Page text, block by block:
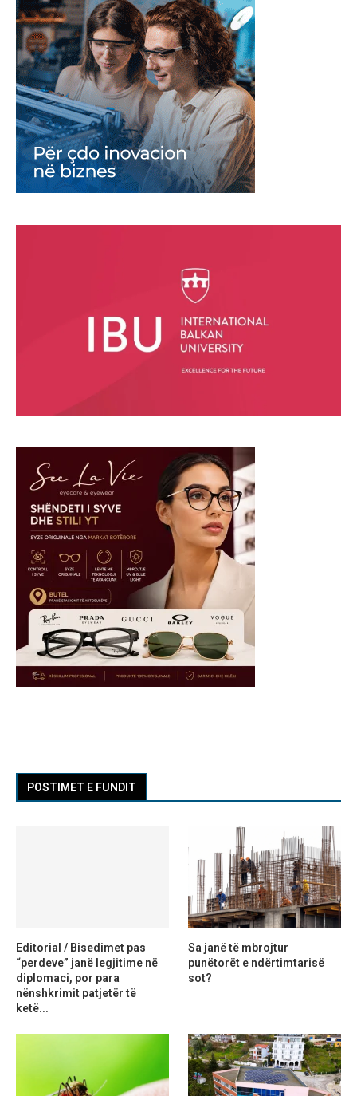
POSTIMET E FUNDIT
Editorial / Bisedimet pas
“perdeve” janë legjitime në
diplomaci, por para
nënshkrimit patjetër të
ketë...
Sa janë të mbrojtur
punëtorët e ndërtimtarisë
sot?